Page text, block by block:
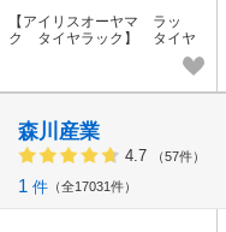
【アイリスオーヤマ ラッ
ク タイヤラック】 タイヤ
森川産業
4.7 （57件）
1 件 全17031件